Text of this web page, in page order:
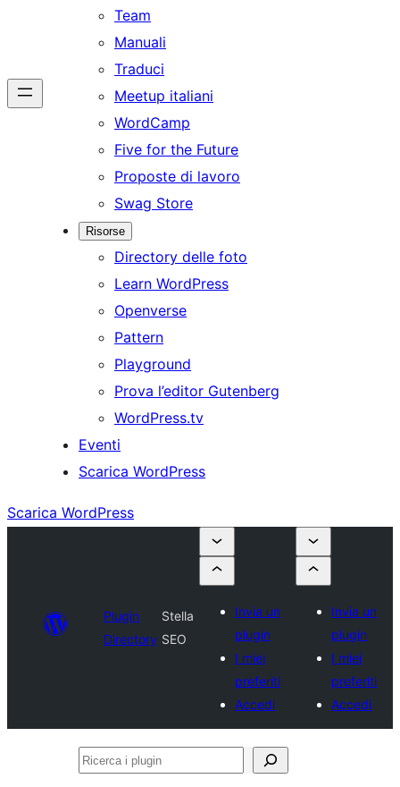
Team
Manuali
Traduci
Meetup italiani
WordCamp
Five for the Future
Proposte di lavoro
Swag Store
Risorse
Directory delle foto
Learn WordPress
Openverse
Pattern
Playground
Prova l’editor Gutenberg
WordPress.tv
Eventi
Scarica WordPress
Scarica WordPress
Plugin
Directory
Stella
SEO
Invia un
plugin
I miei
preferiti
Accedi
Invia un
plugin
I miei
preferiti
Accedi
Ricerca